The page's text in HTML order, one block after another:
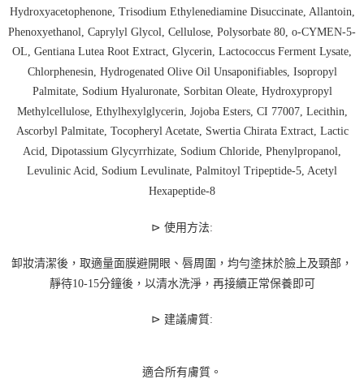
Hydroxyacetophenone, Trisodium Ethylenediamine Disuccinate, Allantoin,
Phenoxyethanol, Caprylyl Glycol, Cellulose, Polysorbate 80, o-CYMEN-5-
OL, Gentiana Lutea Root Extract, Glycerin, Lactococcus Ferment Lysate,
Chlorphenesin, Hydrogenated Olive Oil Unsaponifiables, Isopropyl
Palmitate, Sodium Hyaluronate, Sorbitan Oleate, Hydroxypropyl
Methylcellulose, Ethylhexylglycerin, Jojoba Esters, CI 77007, Lecithin,
Ascorbyl Palmitate, Tocopheryl Acetate, Swertia Chirata Extract, Lactic
Acid, Dipotassium Glycyrrhizate, Sodium Chloride, Phenylpropanol,
Levulinic Acid, Sodium Levulinate, Palmitoyl Tripeptide-5, Acetyl
Hexapeptide-8
⊳ 使用方法:
卸妝清潔後，取適量面膜避開眼、唇周圍，均勻塗抹於臉上及頸部，
靜待10-15分鐘後，以清水洗淨，再接續正常保養即可
⊳ 建議膚質:
適合所有膚質。